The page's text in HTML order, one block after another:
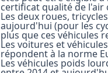
certificat qualité de l'air
Les deux roues,
aujourd'hui (pour les
plus que ces véhicules
Les voitures et
répondent à la norme
Les véhicules poids